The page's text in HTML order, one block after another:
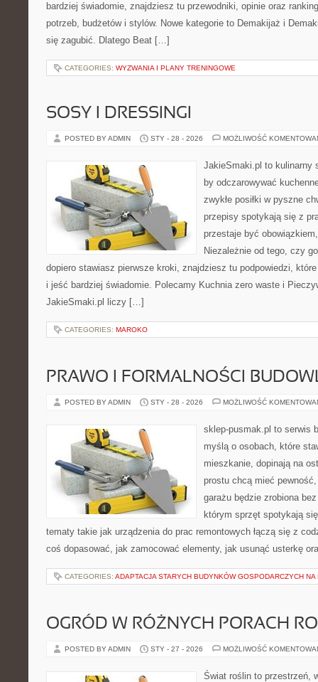
bardziej świadomie, znajdziesz tu przewodniki, opinie oraz
potrzeb, budżetów i stylów. Nowe kategorie to Demakijaż i
się zagubić. Dlatego Beat […]
CATEGORIES: WYZWANIA I PLANY TRENINGOWE
SOSY I DRESSINGI
POSTED BY ADMIN STY - 28 - 2026 MOŻLIWOŚĆ
JakieSmaki.pl to kulinarny
by odczarowywać
zwykłe posiłki w pyszne
przepisy spotykają się z
przestaje być
Niezależnie od tego, czy
dopiero stawiasz pierwsze kroki, znajdziesz tu podpowiedzi,
i jeść bardziej świadomie. Polecamy Kuchnia zero waste i
JakieSmaki.pl liczy […]
CATEGORIES: MAROKO
PRAWO I FORMALNOŚCI
POSTED BY ADMIN STY - 28 - 2026 MOŻLIWOŚĆ
sklep-pusmak.pl to serwis
myślą o osobach, które
mieszkanie, dopinają na
prostu chcą mieć
garażu będzie zrobiona
którym sprzęt spotykają
tematy takie jak urządzenia do prac remontowych łączą się z
coś dopasować, jak zamocować elementy, jak usunąć usterkę
CATEGORIES: ADAPTACJA STARYCH BUDYNKÓW GOSPODARCZYCH
OGRÓD W RÓŻNYCH PORACH
POSTED BY ADMIN STY - 27 - 2026 MOŻLIWOŚĆ
Świat roślin to przestrzeń,